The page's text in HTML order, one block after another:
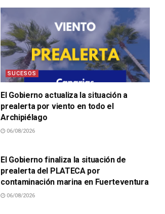
SUCESOS
El Gobierno actualiza la situación a
prealerta por viento en todo el
Archipiélago
06/08/2026
El Gobierno finaliza la situación de
prealerta del PLATECA por
contaminación marina en Fuerteventura
06/08/2026